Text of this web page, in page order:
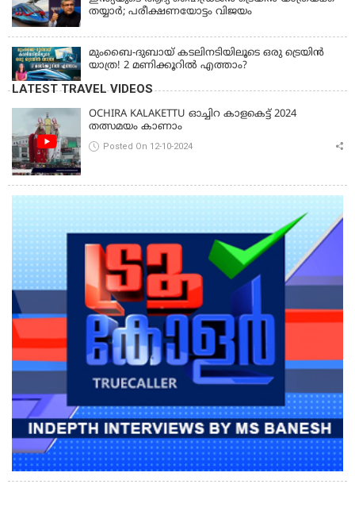
തയ്യാർ; പരീക്ഷണയോട്ടം വിജയം
മുംബൈ-ദുബായ് കടലിനടിയിലൂടെ ഒരു ട്രെയിൻ
യാത്ര! 2 മണിക്കൂറിൽ എത്താം?
LATEST TRAVEL VIDEOS
OCHIRA KALAKETTU ഓച്ചിറ കാളകെട്ട് 2024
തത്സമയം കാണാം
Posted On 12-10-2024